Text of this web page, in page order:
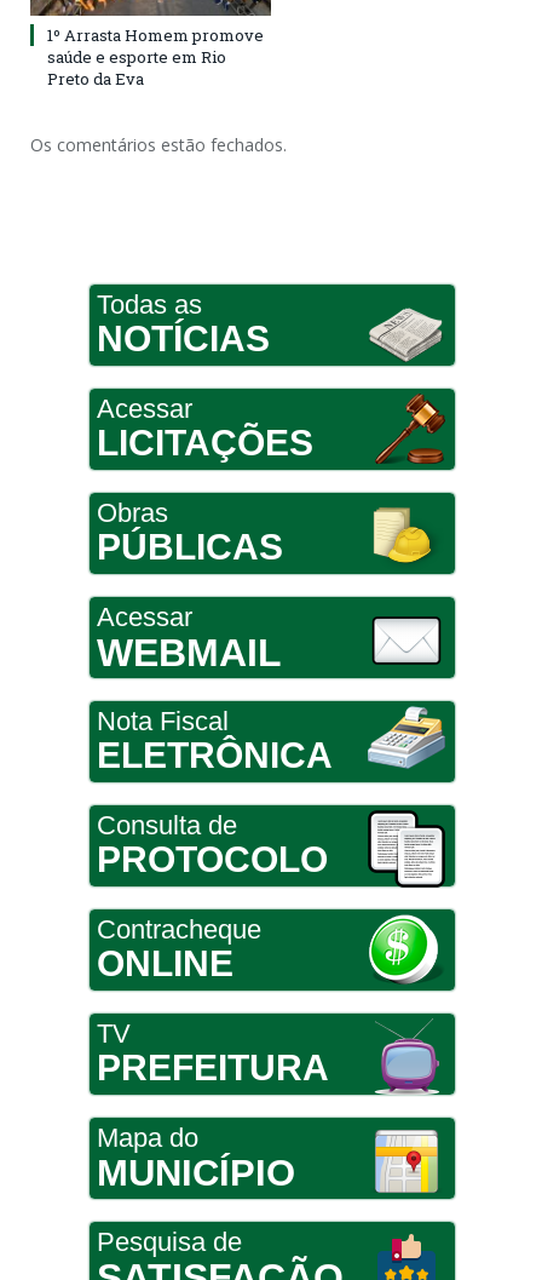
1º Arrasta Homem promove
saúde e esporte em Rio
Preto da Eva
Os comentários estão fechados.
Todas as
NOTÍCIAS
Acessar
LICITAÇÕES
Obras
PÚBLICAS
Acessar
WEBMAIL
Nota Fiscal
ELETRÔNICA
Consulta de
PROTOCOLO
Contracheque
ONLINE
TV
PREFEITURA
Mapa do
MUNICÍPIO
Pesquisa de